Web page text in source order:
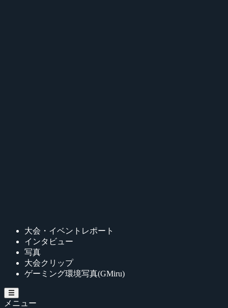
大会・イベントレポート
インタビュー
写真
大会クリップ
ゲーミング環境写真(GMiru)
メニュー